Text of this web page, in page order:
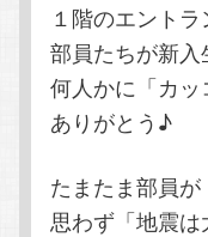
１階のエント
部員たちが新入
何人かに「カ
ありがとう♪
たまたま部員
思わず「地震